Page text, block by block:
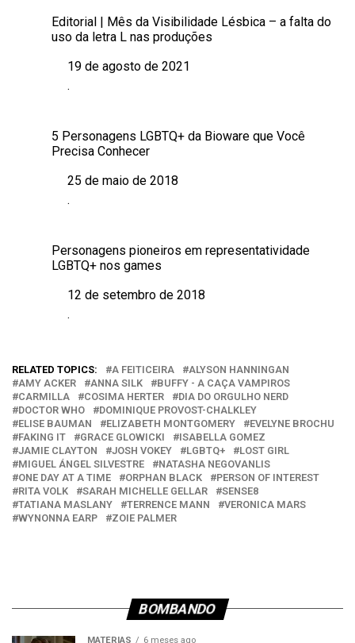
Editorial | Mês da Visibilidade Lésbica – a falta do
uso da letra L nas produções
Data19 de agosto de 2021
Em relação a
.
5 Personagens LGBTQ+ da Bioware que Você
Precisa Conhecer
Data
25 de maio de 2018
Em relação a
.
Personagens pioneiros em representatividade
LGBTQ+ nos games
Data12 de setembro de 2018
Em relação a
.
RELATED TOPICS: A FEITICEIRA
ALYSON HANNINGAN
AMY ACKER
ANNA SILK
BUFFY - A CAÇA VAMPIROS
CARMILLA
COSIMA HERTER
DIA DO ORGULHO NERD
DOCTOR WHO
DOMINIQUE PROVOST-CHALKLEY
ELISE BAUMAN
ELIZABETH MONTGOMERY
EVELYNE BROCHU
FAKING IT
GRACE GLOWICKI
ISABELLA GOMEZ
JAMIE CLAYTON
JOSH VOKEY LGBTQ+
LOST GIRL
MIGUEL ÁNGEL SILVESTRE
NATASHA NEGOVANLIS
ONE DAY AT A TIME
ORPHAN BLACK
PERSON OF INTEREST
RITA VOLK
SARAH MICHELLE GELLAR
SENSE8
TATIANA MASLANY
TERRENCE MANN
VERONICA MARS
WYNONNA EARP
ZOIE PALMER
BOMBANDO
MATÉRIAS 6 meses ago